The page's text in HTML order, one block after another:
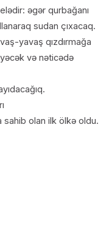
əgər qurbağanı
sudan çıxacaq.
yavaş qızdırmağa
və nəticədə
sahib olan ilk ölkə oldu.